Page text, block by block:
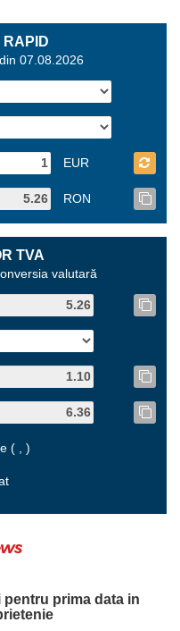
RAPID
07.08.2026
EUR
RON
TVA
valutară
( , )
prima data in